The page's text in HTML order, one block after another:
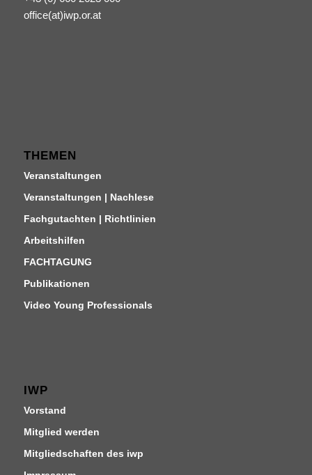
office(at)iwp.or.at
THEMEN
Veranstaltungen
Veranstaltungen | Nachlese
Fachgutachten | Richtlinien
Arbeitshilfen
FACHTAGUNG
Publikationen
Video Young Professionals
IWP
Vorstand
Mitglied werden
Mitgliedschaften des iwp